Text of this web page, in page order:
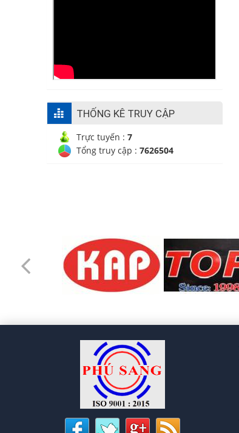
THỐNG KÊ TRUY CẬP
Trực tuyến : 7
Tổng truy cập : 7626504